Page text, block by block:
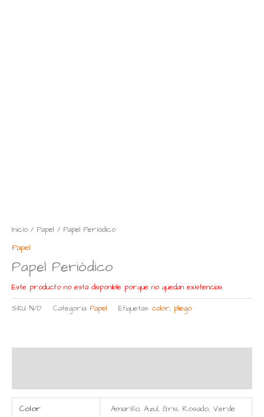
Inicio / Papel / Papel Periódico
Papel
Papel Periódico
Este producto no está disponible porque no quedan existencias.
SKU: N/D Categoría: Papel Etiquetas: color, pliego
Color Amarillo, Azul, Gris, Rosado, Verde